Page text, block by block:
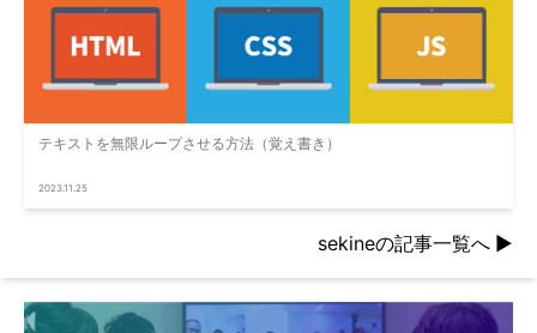
テキストを無限ループさせる方法（覚え書き）
2023.11.25
sekineの記事一覧へ ▶︎